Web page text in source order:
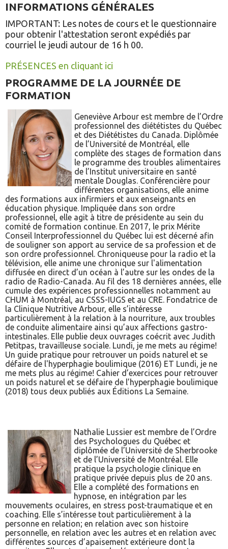
INFORMATIONS GÉNÉRALES
IMPORTANT: Les notes de cours et le questionnaire
pour obtenir l'attestation seront expédiés par
courriel le jeudi autour de 16 h 00.
PRÉSENCES en cliquant ici
PROGRAMME DE LA JOURNÉE DE
FORMATION
Geneviève Arbour est membre de l’Ordre
professionnel des diététistes du Québec
et des Diététistes du Canada. Diplômée
de l’Université de Montréal, elle
complète des stages de formation dans
le programme des troubles alimentaires
de l’Institut universitaire en santé
mentale Douglas. Conférencière pour
différentes organisations, elle anime
des formations aux infirmiers et aux enseignants en
éducation physique. Impliquée dans son ordre
professionnel, elle agit à titre de présidente au sein du
comité de formation continue. En 2017, le prix Mérite
Conseil Interprofessionnel du Québec lui est décerné afin
de souligner son apport au service de sa profession et de
son ordre professionnel. Chroniqueuse pour la radio et la
télévision, elle anime une chronique sur l'alimentation
diffusée en direct d’un océan à l’autre sur les ondes de la
radio de Radio-Canada. Au fil des 18 dernières années, elle
cumule des expériences professionnelles notamment au
CHUM à Montréal, au CSSS-IUGS et au CRE. Fondatrice de
la Clinique Nutritive Arbour, elle s’intéresse
particulièrement à la relation à la nourriture, aux troubles
de conduite alimentaire ainsi qu’aux affections gastro-
intestinales. Elle publie deux ouvrages coécrit avec Judith
Petitpas, travailleuse sociale. Lundi, je me mets au régime!
Un guide pratique pour retrouver un poids naturel et se
défaire de l'hyperphagie boulimique (2016) ET Lundi, je ne
me mets plus au régime! Cahier d’exercices pour retrouver
un poids naturel et se défaire de l’hyperphagie boulimique
(2018) tous deux publiés aux Éditions La Semaine.
Nathalie Lussier est membre de l’Ordre
des Psychologues du Québec et
diplômée de l’Université de Sherbrooke
et de l’Université de Montréal. Elle
pratique la psychologie clinique en
pratique privée depuis plus de 20 ans.
Elle a complété des formations en
hypnose, en intégration par les
mouvements oculaires, en stress post-traumatique et en
coaching. Elle s’intéresse tout particulièrement à la
personne en relation; en relation avec son histoire
personnelle, en relation avec les autres et en relation avec
différentes sources d’apaisement extérieure dont la